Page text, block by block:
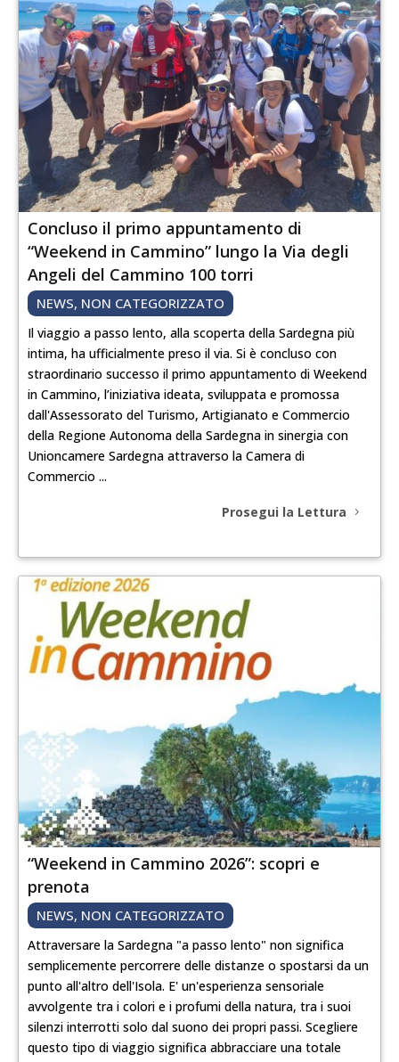
Concluso il primo appuntamento di
“Weekend in Cammino” lungo la Via degli
Angeli del Cammino 100 torri
NEWS, NON CATEGORIZZATO
Il viaggio a passo lento, alla scoperta della Sardegna più
intima, ha ufficialmente preso il via. Si è concluso con
straordinario successo il primo appuntamento di Weekend
in Cammino, l’iniziativa ideata, sviluppata e promossa
dall'Assessorato del Turismo, Artigianato e Commercio
della Regione Autonoma della Sardegna in sinergia con
Unioncamere Sardegna attraverso la Camera di
Commercio ...
Prosegui la Lettura
“Weekend in Cammino 2026”: scopri e
prenota
NEWS, NON CATEGORIZZATO
Attraversare la Sardegna "a passo lento" non significa
semplicemente percorrere delle distanze o spostarsi da un
punto all'altro dell'Isola. E' un'esperienza sensoriale
avvolgente tra i colori e i profumi della natura, tra i suoi
silenzi interrotti solo dal suono dei propri passi. Scegliere
questo tipo di viaggio significa abbracciare una totale